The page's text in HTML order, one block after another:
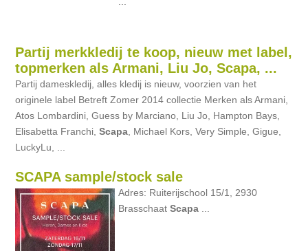
Partij merkkledij te koop, nieuw met label,
topmerken als Armani, Liu Jo, Scapa, ...
Partij dameskledij, alles kledij is nieuw, voorzien van het
originele label Betreft Zomer 2014 collectie Merken als Armani,
Atos Lombardini, Guess by Marciano, Liu Jo, Hampton Bays,
Elisabetta Franchi,Scapa , Michael Kors, Very Simple, Gigue,
LuckyLu, ...
SCAPA sample/stock sale
Adres: Ruiterijschool 15/1, 2930
BrasschaatScapa